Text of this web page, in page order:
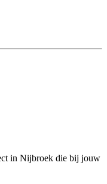
in Nijbroek die bij jouw